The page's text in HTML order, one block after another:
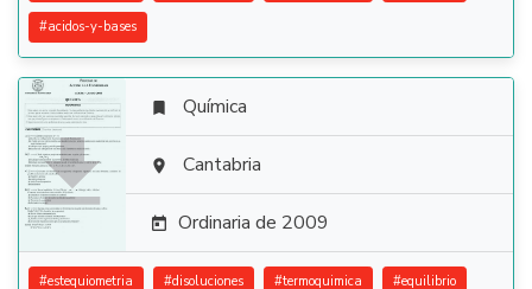
#acidos-y-bases

 Química
 Cantabria
 Ordinaria de 2009
#estequiometria #disoluciones #termoquimica #equilibrio